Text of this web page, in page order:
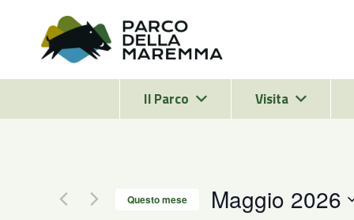
Il Parco Visita
Questo mese Maggio 2026